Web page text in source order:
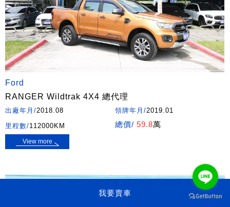
Ford
RANGER Wildtrak 4X4 總代理
出廠年月/2018.08 領牌年月/2019.01
里程數/112000KM 總價/ 59.8萬
View more
我要賣車